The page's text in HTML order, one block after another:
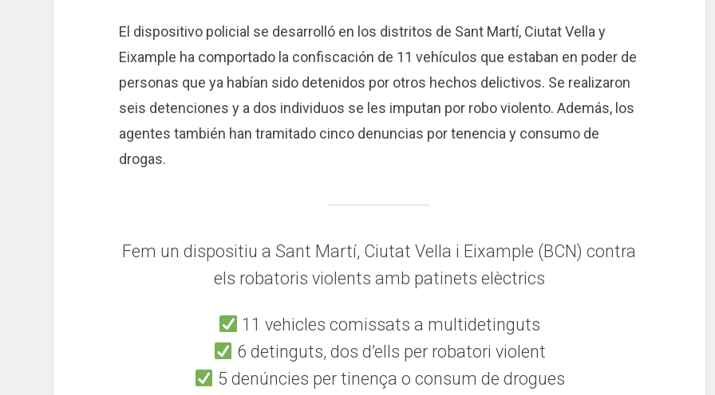
El dispositivo policial se desarrolló en los distritos de Sant Martí, Ciutat Vella y
Eixample ha comportado la confiscación de 11 vehículos que estaban en poder de
personas que ya habían sido detenidos por otros hechos delictivos. Se realizaron
seis detenciones y a dos individuos se les imputan por robo violento. Además, los
agentes también han tramitado cinco denuncias por tenencia y consumo de
drogas.
Fem un dispositiu a Sant Martí, Ciutat Vella i Eixample (BCN) contra
els robatoris violents amb patinets elèctrics
11 vehicles comissats a multidetinguts
6 detinguts, dos d’ells per robatori violent
5 denúncies per tinença o consum de drogues